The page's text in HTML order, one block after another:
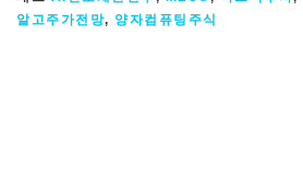
알고주가전망, 양자컴퓨팅주식